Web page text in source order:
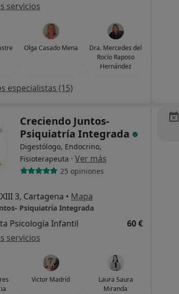
servicios
Olga Casado Mena
Dra. Mercedes del
Rocío Raposo
Hernández
especialistas (15)
Creciendo Juntos-
Psiquiatría Integrada
Digestólogo, Endocrino,
Fisioterapeuta · Ver más
25 opiniones
3, Cartagena • Mapa
Psiquiatría Integrada
Psicología Infantil
60 €
servicios
Victor Madrid
Laura Saura
Miranda